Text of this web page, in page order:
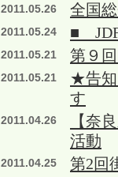
2011.05.26 全国
2011.05.24 ■
2011.05.21 第９
2011.05.21
★告知
す
2011.04.26
【奈
活動
2011.04.25 第2回